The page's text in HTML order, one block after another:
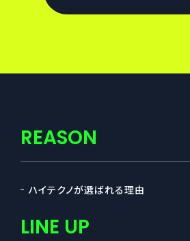
REASON
ハイテクノが選ばれる理由
LINE UP